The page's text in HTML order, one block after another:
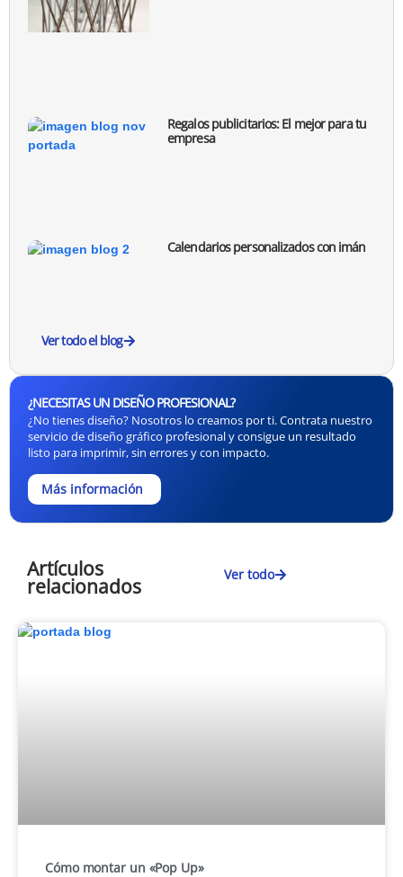
Regalos publicitarios: El mejor para tu
empresa
Calendarios personalizados con imán
Ver todo el blog
¿NECESITAS UN DISEÑO PROFESIONAL?
¿No tienes diseño? Nosotros lo creamos por ti. Contrata nuestro
servicio de diseño gráfico profesional y consigue un resultado
listo para imprimir, sin errores y con impacto.
Más información
Artículos
relacionados Ver todo
Cómo montar un «Pop Up»